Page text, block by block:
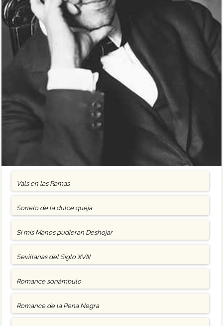
Vals en las Ramas
Soneto de la dulce queja
Si mis Manos pudieran Deshojar
Sevillanas del Siglo XVIII
Romance sonámbulo
Romance de la Pena Negra